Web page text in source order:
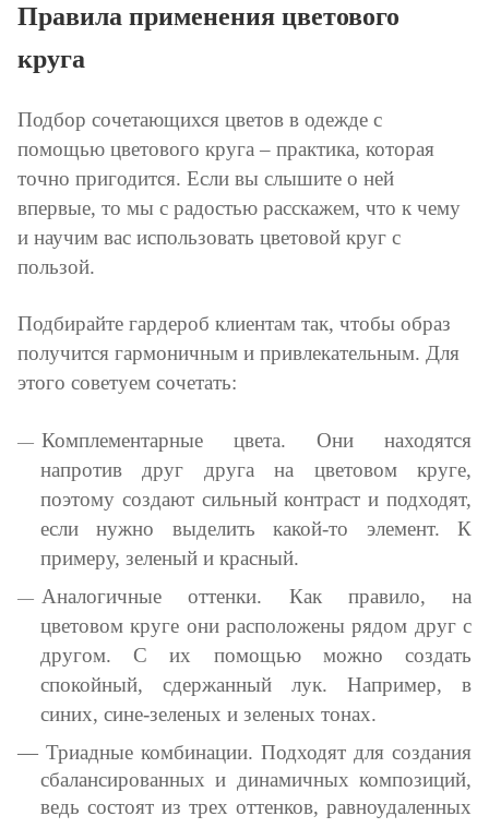
Правила применения цветового
круга
Подбор сочетающихся цветов в одежде с
помощью цветового круга – практика, которая
точно пригодится. Если вы слышите о ней
впервые, то мы с радостью расскажем, что к чему
и научим вас использовать цветовой круг с
пользой.
Подбирайте гардероб клиентам так, чтобы образ
получится гармоничным и привлекательным. Для
этого советуем сочетать:
Комплементарные цвета. Они находятся
напротив друг друга на цветовом круге,
поэтому создают сильный контраст и подходят,
если нужно выделить какой-то элемент. К
примеру, зеленый и красный.
Аналогичные оттенки. Как правило, на
цветовом круге они расположены рядом друг с
другом. С их помощью можно создать
спокойный, сдержанный лук. Например, в
синих, сине-зеленых и зеленых тонах.
Триадные комбинации. Подходят для создания
сбалансированных и динамичных композиций,
ведь состоят из трех оттенков, равноудаленных